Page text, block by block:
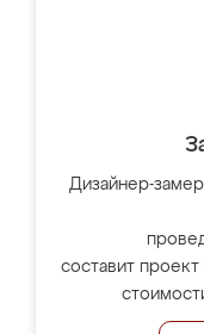
Дизайнер-
составит